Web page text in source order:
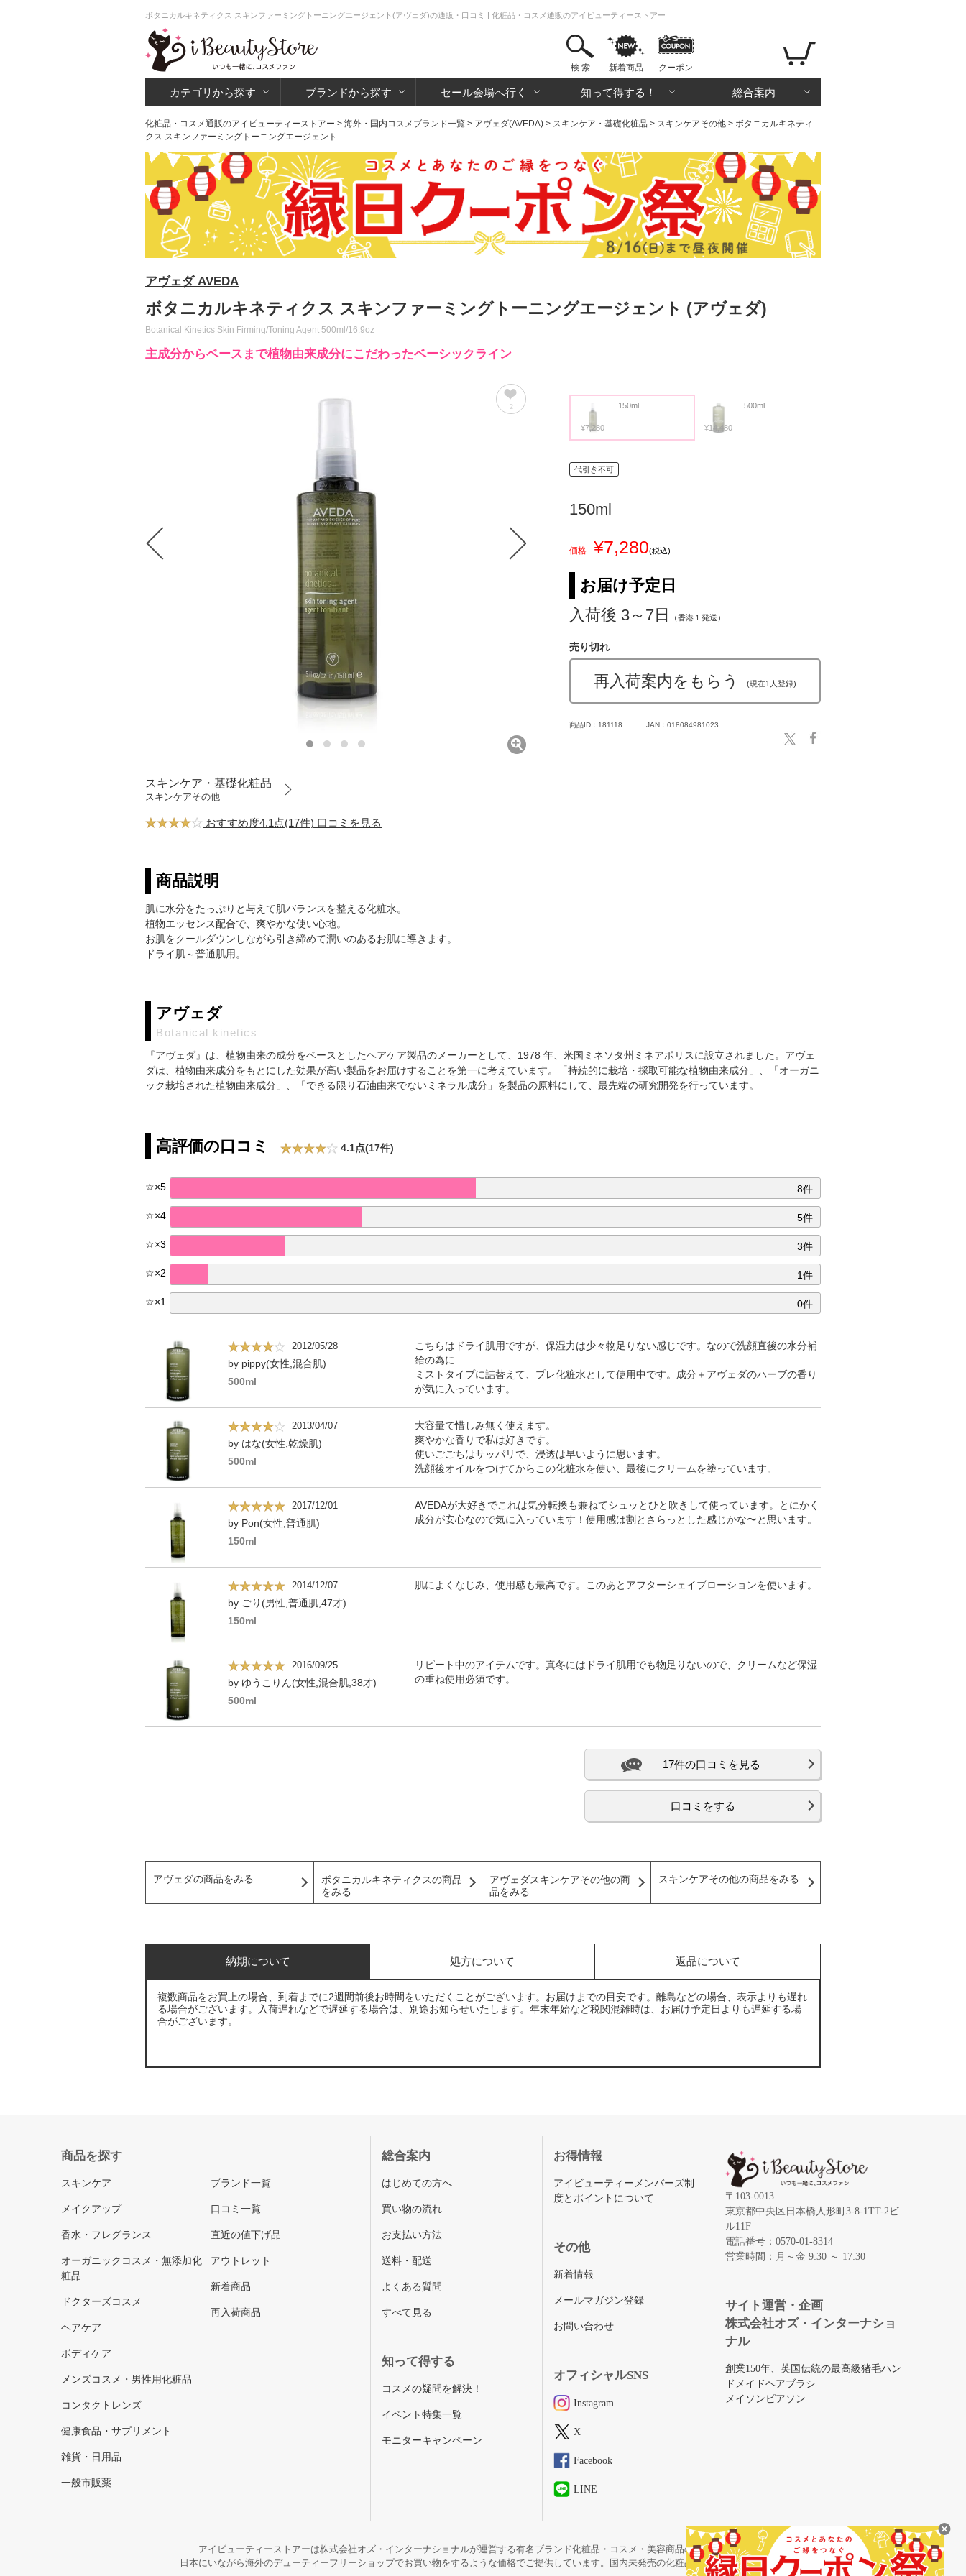
ボタニカルキネティクス スキンファーミングトーニングエージェント(アヴェダ)の通販・口コミ | 化粧品・コスメ通販のアイビューティーストアー
検 索 新着商品 クーポン
カテゴリから探す ブランドから探す セール会場へ行く 知って得する！ 総合案内
化粧品・コスメ通販のアイビューティーストアー > 海外・国内コスメブランド一覧 > アヴェダ(AVEDA) > スキンケア・基礎化粧品 > スキンケアその他 > ボタニカルキネティ
クス スキンファーミングトーニングエージェント
アヴェダ AVEDA
ボタニカルキネティクス スキンファーミングトーニングエージェント (アヴェダ)
Botanical Kinetics Skin Firming/Toning Agent 500ml/16.9oz
主成分からベースまで植物由来成分にこだわったベーシックライン
2
スキンケア・基礎化粧品
スキンケアその他
おすすめ度4.1点(17件) 口コミを見る
¥7,280
150ml
¥14,480
500ml
代引き不可
150ml
価格 ¥7,280(税込)
お届け予定日
入荷後 3～7日
（香港１発送）
売り切れ
再入荷案内をもらう (現在1人登録)
商品ID：181118 JAN：018084981023
商品説明
肌に水分をたっぷりと与えて肌バランスを整える化粧水。
植物エッセンス配合で、爽やかな使い心地。
お肌をクールダウンしながら引き締めて潤いのあるお肌に導きます。
ドライ肌～普通肌用。
アヴェダ
Botanical kinetics
『アヴェダ』は、植物由来の成分をベースとしたヘアケア製品のメーカーとして、1978 年、米国ミネソタ州ミネアポリスに設立されました。アヴェ
ダは、植物由来成分をもとにした効果が高い製品をお届けすることを第一に考えています。「持続的に栽培・採取可能な植物由来成分」、「オーガニ
ック栽培された植物由来成分」、「できる限り石油由来でないミネラル成分」を製品の原料にして、最先端の研究開発を行っています。
高評価の口コミ 4.1点(17件)
☆×5 8件
☆×4 5件
☆×3 3件
☆×2 1件
☆×1 0件
2012/05/28
by pippy(女性,混合肌)
500ml
こちらはドライ肌用ですが、保湿力は少々物足りない感じです。なので洗顔直後の水分補
給の為に
ミストタイプに詰替えて、プレ化粧水として使用中です。成分＋アヴェダのハーブの香り
が気に入っています。
2013/04/07
by はな(女性,乾燥肌)
500ml
大容量で惜しみ無く使えます。
爽やかな香りで私は好きです。
使いごごちはサッパリで、浸透は早いように思います。
洗顔後オイルをつけてからこの化粧水を使い、最後にクリームを塗っています。
2017/12/01
by Pon(女性,普通肌)
150ml
AVEDAが大好きでこれは気分転換も兼ねてシュッとひと吹きして使っています。とにかく
成分が安心なので気に入っています！使用感は割とさらっとした感じかな〜と思います。
2014/12/07
by ごり(男性,普通肌,47才)
150ml
肌によくなじみ、使用感も最高です。このあとアフターシェイブローションを使います。
2016/09/25
by ゆうこりん(女性,混合肌,38才)
500ml
リピート中のアイテムです。真冬にはドライ肌用でも物足りないので、クリームなど保湿
の重ね使用必須です。
17件の口コミを見る
口コミをする
アヴェダの商品をみる
ボタニカルキネティクスの商品
をみる
アヴェダスキンケアその他の商
品をみる
スキンケアその他の商品をみる
納期について 処方について 返品について
複数商品をお買上の場合、到着までに2週間前後お時間をいただくことがございます。お届けまでの目安です。離島などの場合、表示よりも遅れ
る場合がございます。入荷遅れなどで遅延する場合は、別途お知らせいたします。年末年始など税関混雑時は、お届け予定日よりも遅延する場
合がございます。
商品を探す
スキンケア
メイクアップ
香水・フレグランス
オーガニックコスメ・無添加化
粧品
ドクターズコスメ
ヘアケア
ボディケア
メンズコスメ・男性用化粧品
コンタクトレンズ
健康食品・サプリメント
雑貨・日用品
一般市販薬
ブランド一覧
口コミ一覧
直近の値下げ品
アウトレット
新着商品
再入荷商品
総合案内
はじめての方へ
買い物の流れ
お支払い方法
送料・配送
よくある質問
すべて見る
知って得する
コスメの疑問を解決！
イベント特集一覧
モニターキャンペーン
お得情報
アイビューティーメンバーズ制
度とポイントについて
その他
新着情報
メールマガジン登録
お問い合わせ
オフィシャルSNS
Instagram
X
Facebook
LINE
〒103-0013
東京都中央区日本橋人形町3-8-1TT-2ビ
ル11F
電話番号：0570-01-8314
営業時間：月～金 9:30 ～ 17:30
サイト運営・企画
株式会社オズ・インターナショ
ナル
創業150年、英国伝統の最高級猪毛ハン
ドメイドヘアブラシ
メイソンピアソン
アイビューティーストアーは株式会社オズ・インターナショナルが運営する有名ブランド化粧品・コスメ・美容商品の通販サイトです。
日本にいながら海外のデューティーフリーショップでお買い物をするような価格でご提供しています。国内未発売の化粧品も取り揃えています。